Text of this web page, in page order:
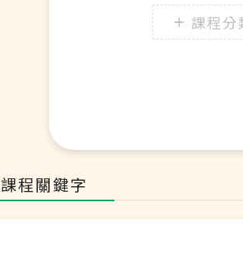
課程分
課程關鍵字